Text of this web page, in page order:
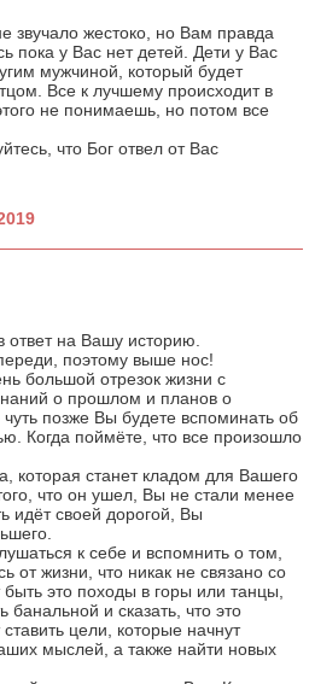
звучало жестоко, но Вам правда
пока у Вас нет детей. Дети у Вас
мужчиной, который будет
Все к лучшему происходит в
не понимаешь, но потом все
что Бог отвел от Вас
ответ на Вашу историю.
поэтому выше нос!
большой отрезок жизни с
о прошлом и планов о
позже Вы будете вспоминать об
Когда поймёте, что все произошло
которая станет кладом для Вашего
что он ушел, Вы не стали менее
идёт своей дорогой, Вы
к себе и вспомнить о том,
от жизни, что никак не связано со
это походы в горы или танцы,
банальной и сказать, что это
цели, которые начнут
мыслей, а также найти новых